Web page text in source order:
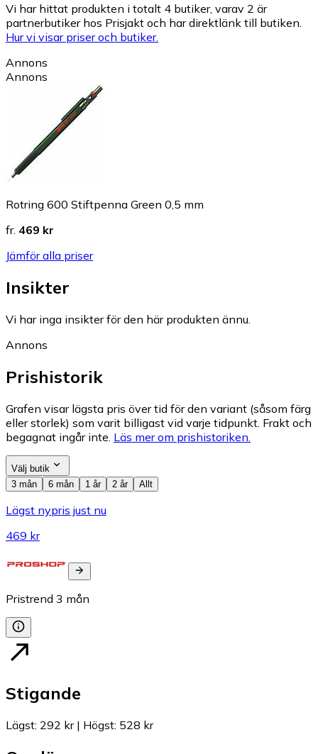
Vi har hittat produkten i totalt 4 butiker, varav 2 är
partnerbutiker hos Prisjakt och har direktlänk till butiken.
Hur vi visar priser och butiker.
Annons
Annons
Rotring 600 Stiftpenna Green 0,5 mm
fr. 469 kr
Jämför alla priser
Insikter
Vi har inga insikter för den här produkten ännu.
Annons
Prishistorik
Grafen visar lägsta pris över tid för den variant (såsom färg
eller storlek) som varit billigast vid varje tidpunkt. Frakt och
begagnat ingår inte. Läs mer om prishistoriken.
Välj butik
3 mån
6 mån 1 år 2 år Allt
Lägst nypris just nu
469 kr
Pristrend 3 mån
Stigande
Lägst: 292 kr| Högst: 528 kr